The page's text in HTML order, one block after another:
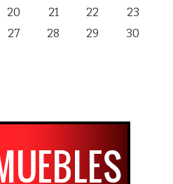
20 21 22
23
27 28 29
30